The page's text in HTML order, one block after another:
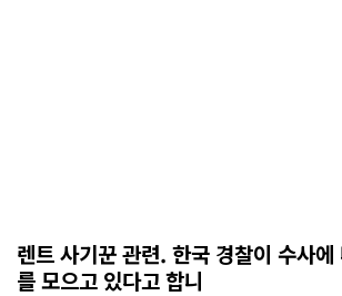
렌트 사기꾼 관련. 한국 경찰이 수사
를 모으고 있다고 합니